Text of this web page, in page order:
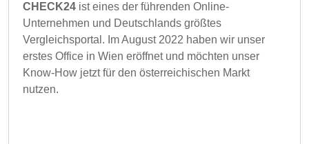
CHECK24 ist eines der führenden Online-
Unternehmen und Deutschlands größtes
Vergleichsportal. Im August 2022 haben wir unser
erstes Office in Wien eröffnet und möchten unser
Know-How jetzt für den österreichischen Markt
nutzen.